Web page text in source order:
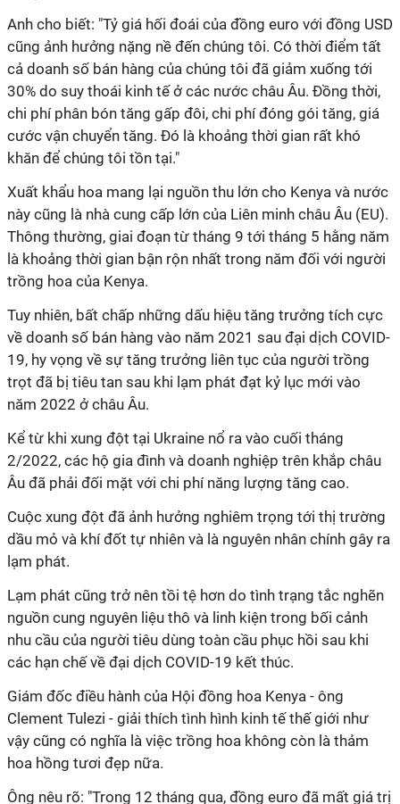
Anh cho biết: "Tỷ giá hối đoái của đồng euro với đồng USD
cũng ảnh hưởng nặng nề đến chúng tôi. Có thời điểm tất
cả doanh số bán hàng của chúng tôi đã giảm xuống tới
30% do suy thoái kinh tế ở các nước châu Âu. Đồng thời,
chi phí phân bón tăng gấp đôi, chi phí đóng gói tăng, giá
cước vận chuyển tăng. Đó là khoảng thời gian rất khó
khăn để chúng tôi tồn tại."
Xuất khẩu hoa mang lại nguồn thu lớn cho Kenya và nước
này cũng là nhà cung cấp lớn của Liên minh châu Âu (EU).
Thông thường, giai đoạn từ tháng 9 tới tháng 5 hằng năm
là khoảng thời gian bận rộn nhất trong năm đối với người
trồng hoa của Kenya.
Tuy nhiên, bất chấp những dấu hiệu tăng trưởng tích cực
về doanh số bán hàng vào năm 2021 sau đại dịch COVID-
19, hy vọng về sự tăng trưởng liên tục của người trồng
trọt đã bị tiêu tan sau khi lạm phát đạt kỷ lục mới vào
năm 2022 ở châu Âu.
Kể từ khi xung đột tại Ukraine nổ ra vào cuối tháng
2/2022, các hộ gia đình và doanh nghiệp trên khắp châu
Âu đã phải đối mặt với chi phí năng lượng tăng cao.
Cuộc xung đột đã ảnh hưởng nghiêm trọng tới thị trường
dầu mỏ và khí đốt tự nhiên và là nguyên nhân chính gây ra
lạm phát.
Lạm phát cũng trở nên tồi tệ hơn do tình trạng tắc nghẽn
nguồn cung nguyên liệu thô và linh kiện trong bối cảnh
nhu cầu của người tiêu dùng toàn cầu phục hồi sau khi
các hạn chế về đại dịch COVID-19 kết thúc.
Giám đốc điều hành của Hội đồng hoa Kenya - ông
Clement Tulezi - giải thích tình hình kinh tế thế giới như
vậy cũng có nghĩa là việc trồng hoa không còn là thảm
hoa hồng tươi đẹp nữa.
Ông nêu rõ: "Trong 12 tháng qua, đồng euro đã mất giá trị